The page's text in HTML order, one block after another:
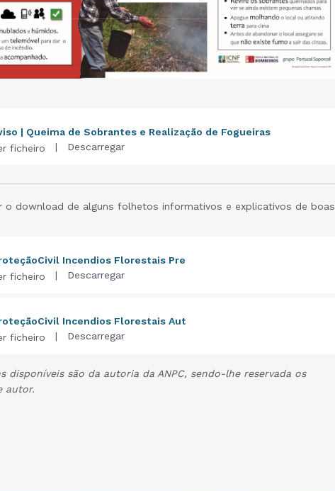
| Queima de Sobrantes e Realização de Fogueiras
ficheiro
| Descarregar
o download de alguns folhetos informativos e explicativos de boas
Incendios Florestais Pre
ficheiro
| Descarregar
Incendios Florestais Aut
ficheiro
| Descarregar
disponíveis são da autoria da ANPC, sendo-lhe reservada os
autor.